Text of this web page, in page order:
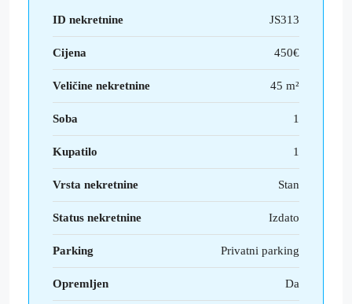
ID nekretnine JS313
Cijena 450€
Veličine nekretnine 45 m²
Soba 1
Kupatilo 1
Vrsta nekretnine Stan
Status nekretnine Izdato
Parking Privatni parking
Opremljen Da